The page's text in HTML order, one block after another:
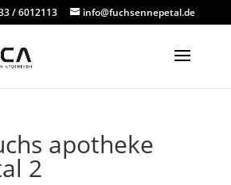
/ 6012113 info@fuchsennepetal.de
apotheke
2